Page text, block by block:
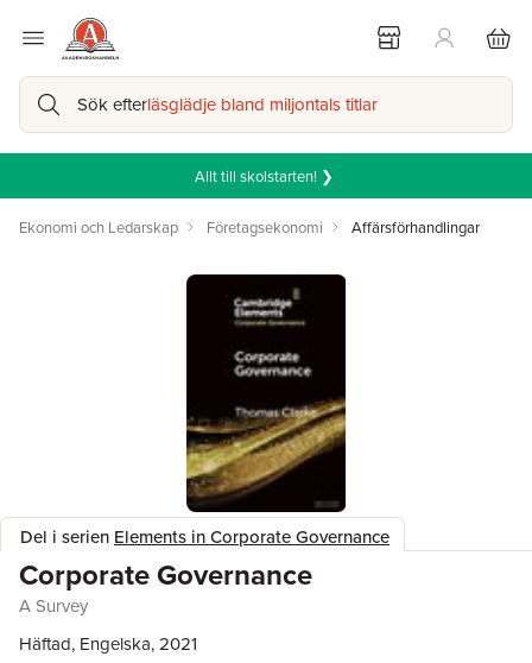
Sök efterläsglädje bland miljontals titlar
Allt till skolstarten! ❯
Ekonomi och Ledarskap Företagsekonomi Affärsförhandlingar
Del i serien Elements in Corporate Governance
Corporate Governance
A Survey
Häftad, Engelska, 2021